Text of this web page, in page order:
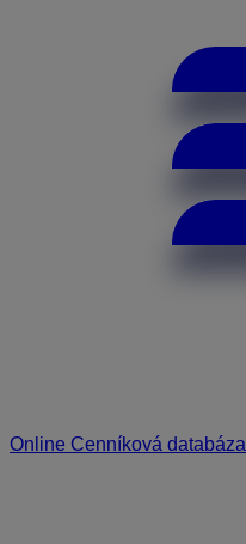
Online Cenníková databáza